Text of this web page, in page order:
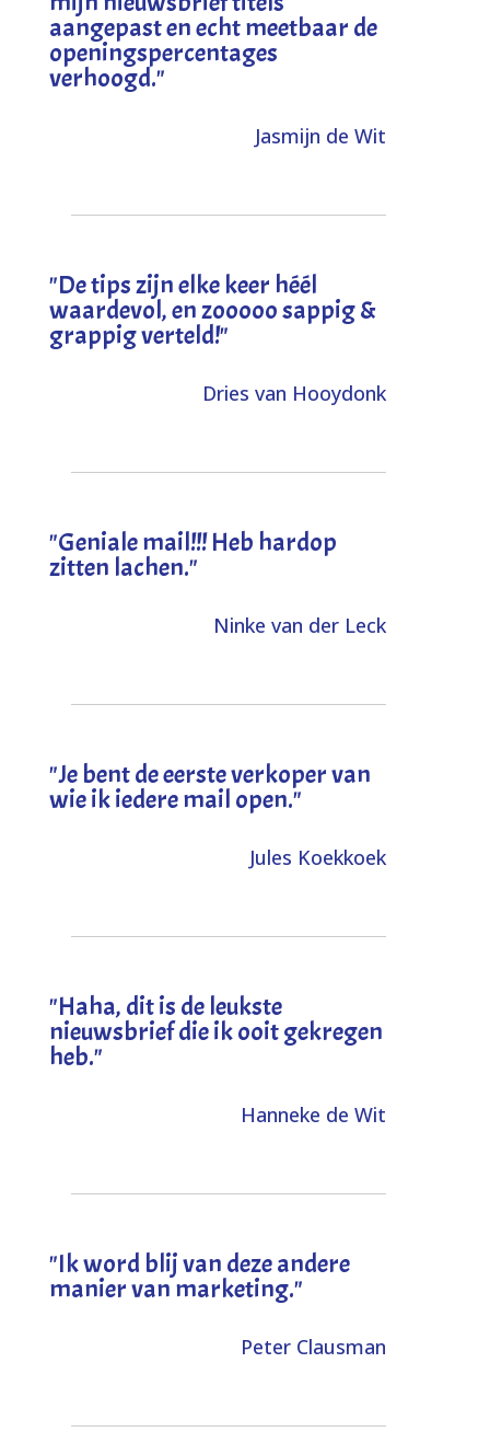
aangepast en echt meetbaar de
openingspercentages
verhoogd."
Jasmijn de Wit
"De tips zijn elke keer héél
waardevol, en zooooo sappig &
grappig verteld!"
Dries van Hooydonk
"Geniale mail!!! Heb hardop
zitten lachen."
Ninke van der Leck
"Je bent de eerste verkoper van
wie ik iedere mail open."
Jules Koekkoek
"Haha, dit is de leukste
nieuwsbrief die ik ooit gekregen
heb."
Hanneke de Wit
"Ik word blij van deze andere
manier van marketing."
Peter Clausman